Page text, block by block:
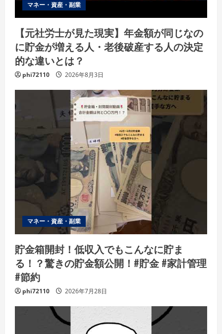
マネー・資産・副業
【元社労士が見た現実】年金額が同じなの
に貯金が増える人・老後破産する人の決定
的な違いとは？
phi72110 2026年8月3日
マネー・資産・副業
貯金箱開封！低収入でもこんなに貯ま
る！？驚きの貯金額公開！#貯金 #家計管理
#節約
phi72110 2026年7月28日